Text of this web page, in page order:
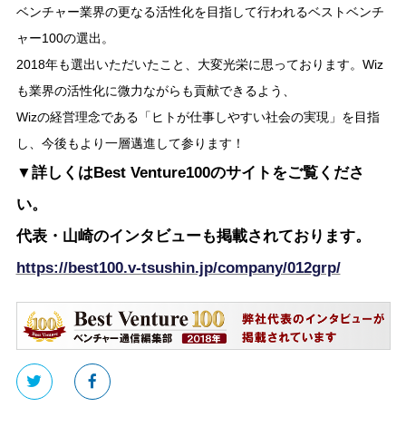
ベンチャー業界の更なる活性化を目指して行われるベストベンチ
ャー100の選出。
2018年も選出いただいたこと、大変光栄に思っております。Wiz
も業界の活性化に微力ながらも貢献できるよう、
Wizの経営理念である「ヒトが仕事しやすい社会の実現」を目指
し、今後もより一層邁進して参ります！
▼詳しくはBest Venture100のサイトをご覧くださ
い。
代表・山崎のインタビューも掲載されております。
https://best100.v-tsushin.jp/company/012grp/